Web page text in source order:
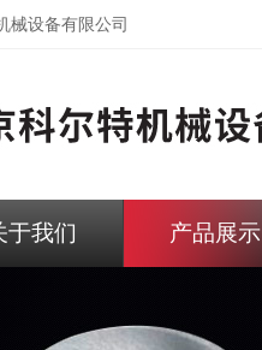
械设备有限公司
于我们 产品展示